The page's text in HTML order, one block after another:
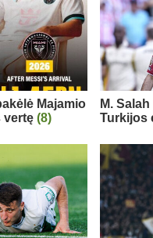
Majamio
vertę (8)
M.
Turkijos